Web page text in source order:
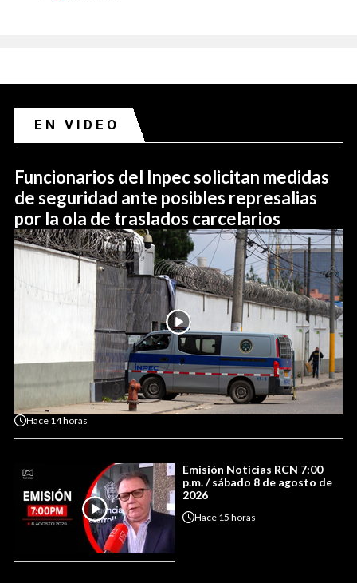
EN VIDEO
Funcionarios del Inpec solicitan medidas
de seguridad ante posibles represalias
por la ola de traslados carcelarios
Hace 14 horas
Emisión Noticias RCN 7:00
p.m. / sábado 8 de agosto de
2026
Hace 15 horas